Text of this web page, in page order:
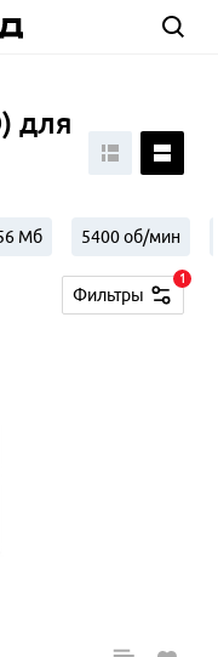
для
Мб 5400 об/мин
Фильтры
1